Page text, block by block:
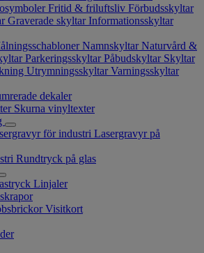
Fritid & friluftsliv Förbudsskyltar
Graverade skyltar Informationsskyltar
Namnskyltar Naturvård &
Parkeringsskyltar Påbudskyltar Skyltar
Utrymningsskyltar Varningsskyltar
dekaler
Skurna vinyltexter
för industri Lasergravyr på
Rundtryck på glas
Linjaler
Visitkort